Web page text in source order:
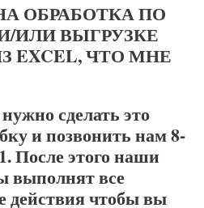
ОБРАБОТКА ПО
ИЛИ ВЫГРУЗКЕ
EXCEL, ЧТО МНЕ
сделать это
и позвонить нам 8-
После этого наши
выполнят все
действия чтобы вы